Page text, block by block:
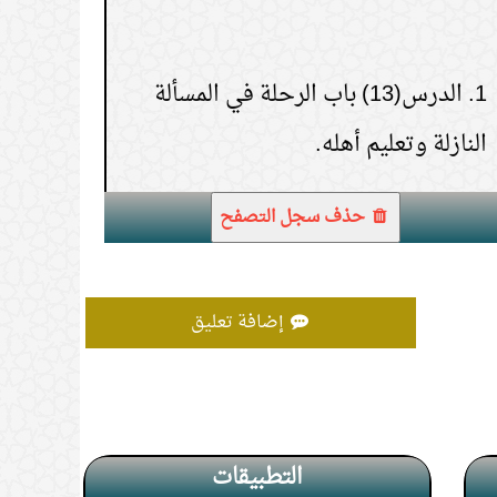
عدد المشاهدات66329 ) الغسل للمشقة
( عدد المشاهدات65128 )
النازلة وتعليم أهله.
حذف سجل التصفح
إضافة تعليق
التطبيقات